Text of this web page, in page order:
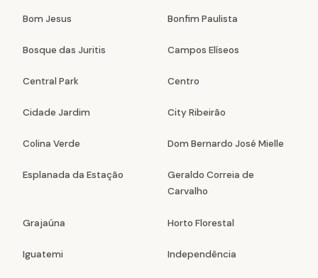
Bom Jesus Bonfim Paulista
Bosque das Juritis Campos Elíseos
Central Park Centro
Cidade Jardim City Ribeirão
Colina Verde Dom Bernardo José Mielle
Esplanada da Estação
Geraldo Correia de
Carvalho
Grajaúna Horto Florestal
Iguatemi Independência